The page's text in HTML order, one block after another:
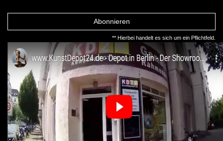
Abonnieren
** Hierbei handelt es sich um ein Pflichtfeld.